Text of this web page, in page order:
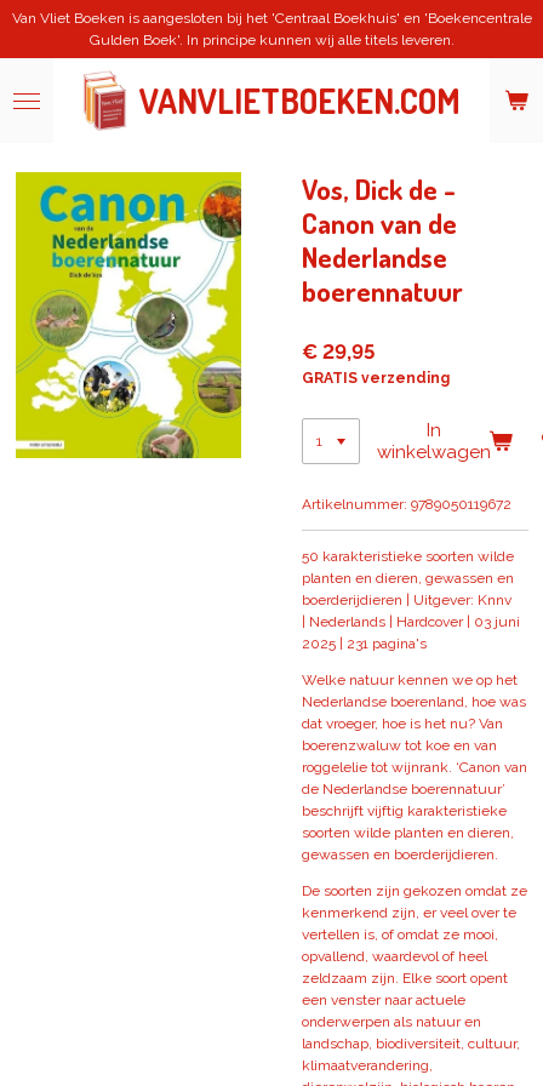
Ga
hoofdinhoud
VANVLIETBOEKEN.COM
Van Vliet Boeken is aangesloten bij het 'Centraal Boekhuis' en 'Boekencentrale
Gulden Boek'. In principe kunnen wij alle titels leveren.
Vos, Dick de -
Canon van de
Nederlandse
boerennatuur
€ 29,95
GRATIS verzending
In
winkelwagen
Artikelnummer: 9789050119672
50 karakteristieke soorten wilde
planten en dieren, gewassen en
boerderijdieren | Uitgever: Knnv
| Nederlands | Hardcover | 03 juni
2025 | 231 pagina's
Welke natuur kennen we op het
Nederlandse boerenland, hoe was
dat vroeger, hoe is het nu? Van
boerenzwaluw tot koe en van
roggelelie tot wijnrank. ‘Canon van
de Nederlandse boerennatuur’
beschrijft vijftig karakteristieke
soorten wilde planten en dieren,
gewassen en boerderijdieren.
De soorten zijn gekozen omdat ze
kenmerkend zijn, er veel over te
vertellen is, of omdat ze mooi,
opvallend, waardevol of heel
zeldzaam zijn. Elke soort opent
een venster naar actuele
onderwerpen als natuur en
landschap, biodiversiteit, cultuur,
klimaatverandering,